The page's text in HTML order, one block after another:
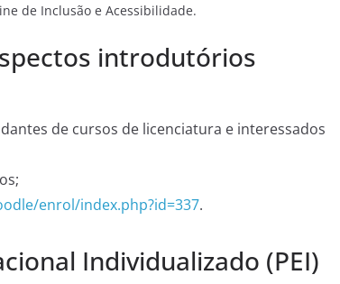
de Inclusão e Acessibilidade.
introdutórios
de cursos de licenciatura e interessados
enrol/index.php?id=337.
Individualizado (PEI)